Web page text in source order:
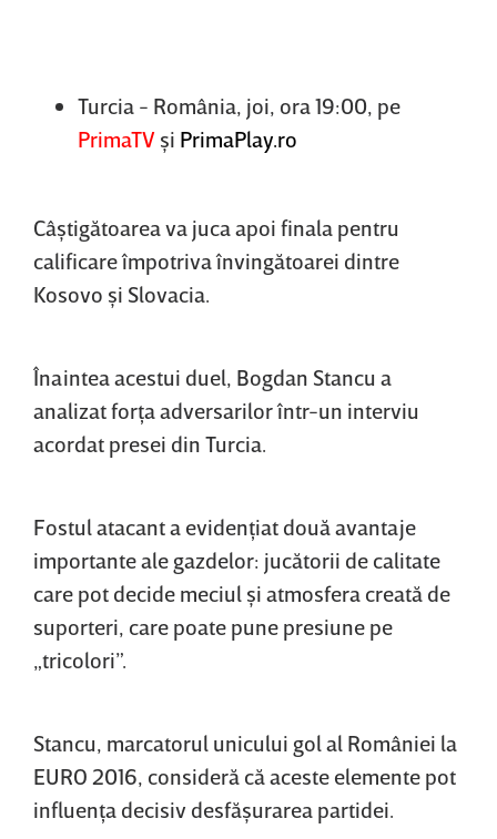
Turcia - România, joi, ora 19:00, pe
PrimaTV şi PrimaPlay.ro
Câştigătoarea va juca apoi finala pentru
calificare împotriva învingătoarei dintre
Kosovo şi Slovacia.
Înaintea acestui duel, Bogdan Stancu a
analizat forţa adversarilor într-un interviu
acordat presei din Turcia.
Fostul atacant a evidenţiat două avantaje
importante ale gazdelor: jucătorii de calitate
care pot decide meciul şi atmosfera creată de
suporteri, care poate pune presiune pe
„tricolori”.
Stancu, marcatorul unicului gol al României la
EURO 2016, consideră că aceste elemente pot
influenţa decisiv desfăşurarea partidei.